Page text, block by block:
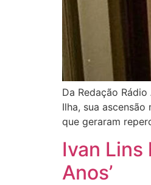
Da Redação
Ilha, sua
que geraram
Ivan Lins
Anos’